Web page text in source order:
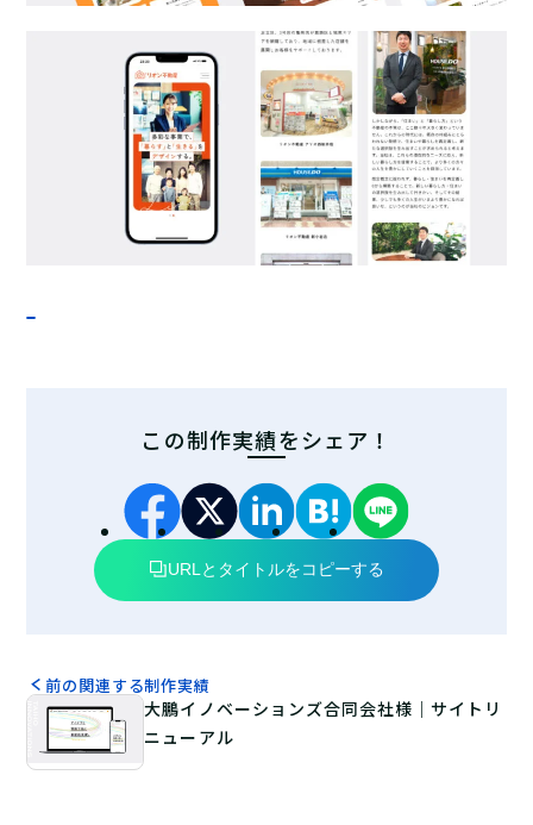
この制作実績をシェア！
URLとタイトルをコピーする
大鵬イノベーションズ合同会社様｜サイトリ
ニューアル
前の関連する制作実績